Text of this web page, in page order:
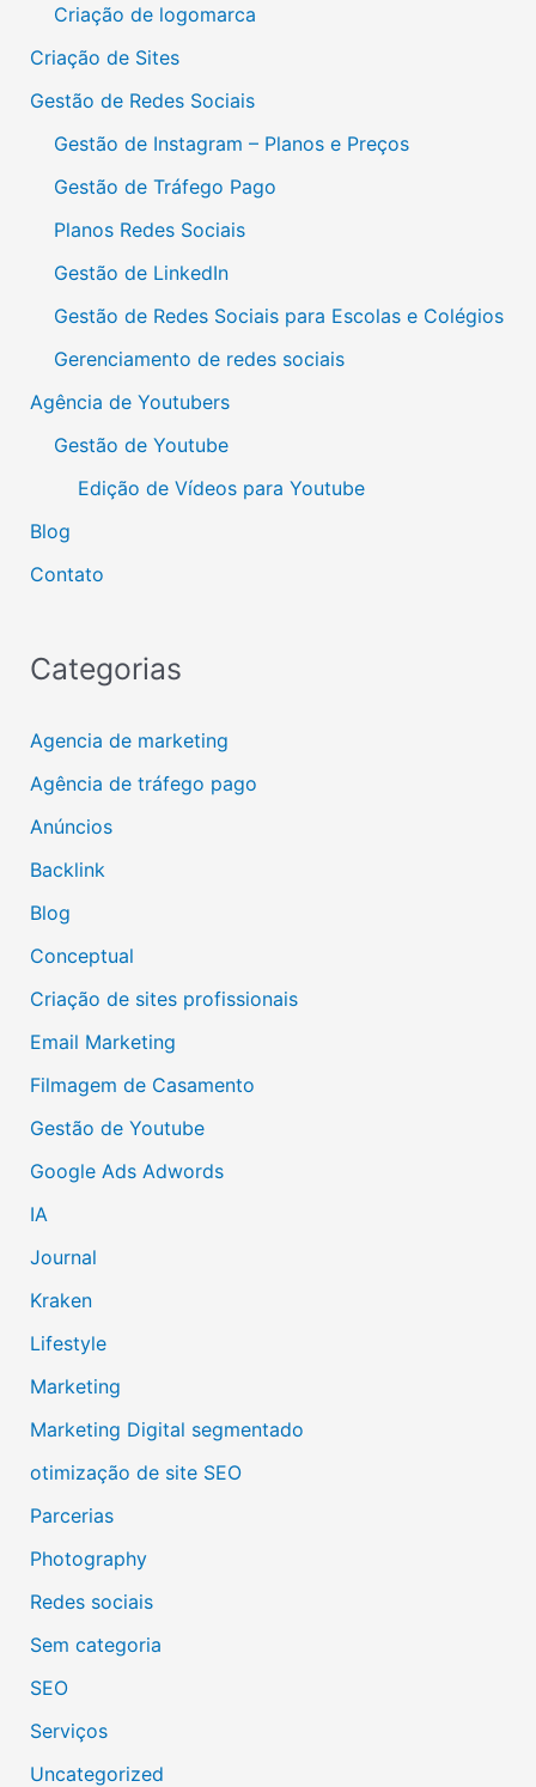
Criação de logomarca
Criação de Sites
Gestão de Redes Sociais
Gestão de Instagram – Planos e Preços
Gestão de Tráfego Pago
Planos Redes Sociais
Gestão de LinkedIn
Gestão de Redes Sociais para Escolas e Colégios
Gerenciamento de redes sociais
Agência de Youtubers
Gestão de Youtube
Edição de Vídeos para Youtube
Blog
Contato
Categorias
Agencia de marketing
Agência de tráfego pago
Anúncios
Backlink
Blog
Conceptual
Criação de sites profissionais
Email Marketing
Filmagem de Casamento
Gestão de Youtube
Google Ads Adwords
IA
Journal
Kraken
Lifestyle
Marketing
Marketing Digital segmentado
otimização de site SEO
Parcerias
Photography
Redes sociais
Sem categoria
SEO
Serviços
Uncategorized